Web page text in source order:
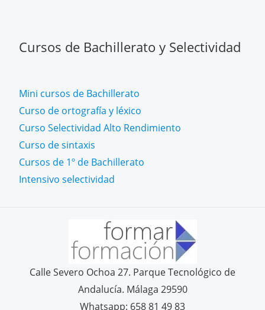
Cursos de Bachillerato y Selectividad
Mini cursos de Bachillerato
Curso de ortografía y léxico
Curso Selectividad Alto Rendimiento
Curso de sintaxis
Cursos de 1º de Bachillerato
Intensivo selectividad
Calle Severo Ochoa 27. Parque Tecnológico de
Andalucía. Málaga 29590
Whatsapp: 658 81 49 83